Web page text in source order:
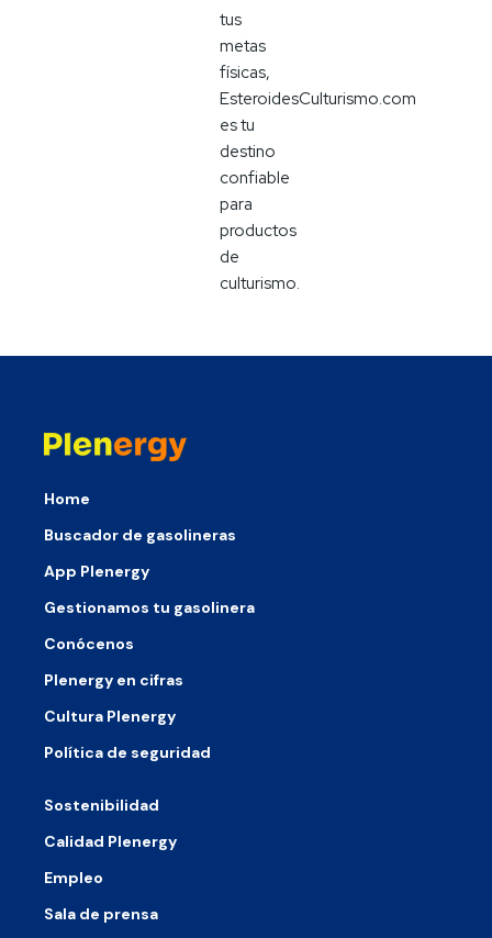
tus
metas
físicas,
EsteroidesCulturismo.com
es tu
destino
confiable
para
productos
de
culturismo.
Home
Buscador de gasolineras
App Plenergy
Gestionamos tu gasolinera
Conócenos
Plenergy en cifras
Cultura Plenergy
Política de seguridad
Sostenibilidad
Calidad Plenergy
Empleo
Sala de prensa